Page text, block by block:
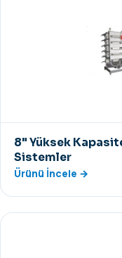
8" Yüksek
Sistemler
Ürünü İncele →